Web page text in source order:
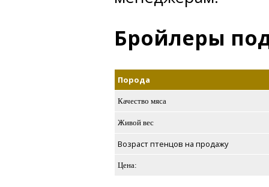
Бройлеры
Порода
Качество мяса
Живой вес
Возраст птенцов на продажу
Цена: